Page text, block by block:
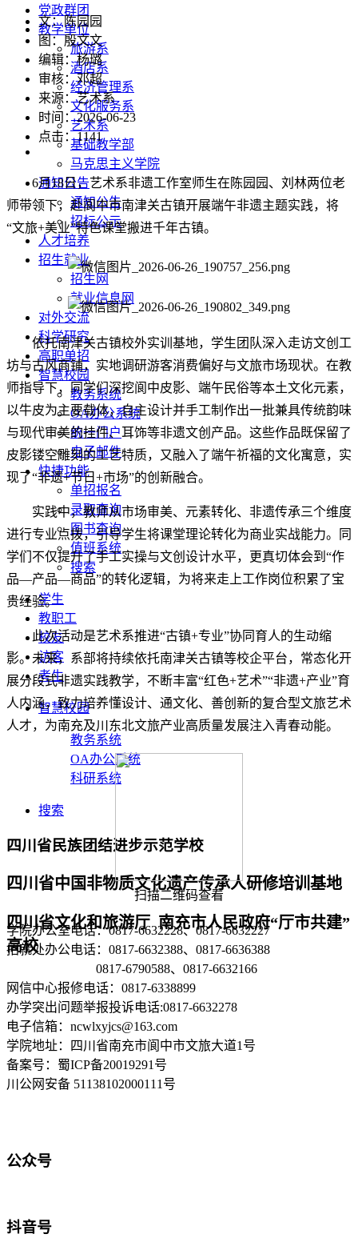
党政群团
教学单位
旅游系
酒店系
经济管理系
文化服务系
艺术系
基础教学部
马克思主义学院
通知公告
通知公告
招标公示
人才培养
招生就业
招生网
就业信息网
对外交流
科学研究
高职单招
智慧校园
教务系统
OA办公系统
统一门户
电子邮件
快捷功能
单招报名
录取查询
图书查询
值班系统
搜索
学生
教职工
校友
访客
考生
智慧校园
教务系统
OA办公系统
科研系统
搜索
四川省民族团结进步示范学校
四川省中国非物质文化遗产传承人研修培训基地
四川省文化和旅游厅 南充市人民政府“厅市共建”
高校
文：陈园园
图：殷文文
编辑：杨璐
审核：邓超
来源：艺术系
时间：2026-06-23
点击：1141
6月18日，艺术系非遗工作室师生在陈园园、刘林两位老
师带领下，赴阆中市南津关古镇开展端午非遗主题实践，将
“文旅+美业”特色课堂搬进千年古镇。
依托南津关古镇校外实训基地，学生团队深入走访文创工
坊与古风商铺，实地调研游客消费偏好与文旅市场现状。在教
师指导下，同学们深挖阆中皮影、端午民俗等本土文化元素，
以牛皮为主要载体，自主设计并手工制作出一批兼具传统韵味
与现代审美的挂件、耳饰等非遗文创产品。这些作品既保留了
皮影镂空雕刻的工艺特质，又融入了端午祈福的文化寓意，实
现了“非遗+节日+市场”的创新融合。
实践中，教师从市场审美、元素转化、非遗传承三个维度
进行专业点拨，引导学生将课堂理论转化为商业实战能力。同
学们不仅提升了手工实操与文创设计水平，更真切体会到“作
品—产品—商品”的转化逻辑，为将来走上工作岗位积累了宝
贵经验。
此次活动是艺术系推进“古镇+专业”协同育人的生动缩
影。未来，系部将持续依托南津关古镇等校企平台，常态化开
展分段式非遗实践教学，不断丰富“红色+艺术”“非遗+产业”育
人内涵，致力培养懂设计、通文化、善创新的复合型文旅艺术
人才，为南充及川东北文旅产业高质量发展注入青春动能。
扫描二维码查看
学院办公室电话：0817-6632228、0817-6632227
招就处办公电话：0817-6632388、0817-6636388
0817-6790588、0817-6632166
网信中心报修电话：0817-6338899
办学突出问题举报投诉电话:0817-6632278
电子信箱：ncwlxyjcs@163.com
学院地址：四川省南充市阆中市文旅大道1号
备案号：蜀ICP备20019291号
川公网安备 51138102000111号
公众号
抖音号